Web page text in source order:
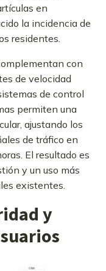
en
la incidencia de
residentes.
con
de velocidad
de control
permiten una
ajustando los
de tráfico en
El resultado es
y un uso más
existentes.
y